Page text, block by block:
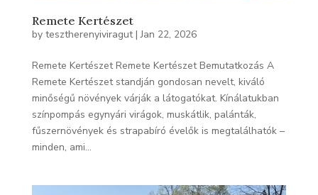
Remete Kertészet
by tesztherenyiviragut|Jan 22, 2026
Remete Kertészet Remete Kertészet Bemutatkozás A
Remete Kertészet standján gondosan nevelt, kiváló
minőségű növények várják a látogatókat. Kínálatukban
színpompás egynyári virágok, muskátlik, palánták,
fűszernövények és strapabíró évelők is megtalálhatók –
minden, ami...